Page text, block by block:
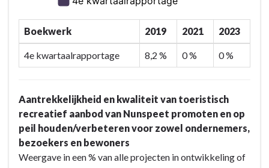
Boekwerk 2019 2021 2023
4e kwartaalrapportage 8,2 % 0 % 0 %
Aantrekkelijkheid en kwaliteit van toeristisch
recreatief aanbod van Nunspeet promoten en op
peil houden/verbeteren voor zowel ondernemers,
bezoekers en bewoners
Weergave in een % van alle projecten in ontwikkeling of